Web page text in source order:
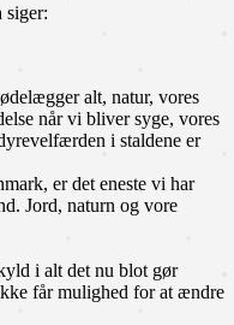
siger:
alt, natur, vores
når vi bliver syge, vores
i staldene er
er det eneste vi har
Jord, naturn og vore
i alt det nu blot gør
får mulighed for at ændre